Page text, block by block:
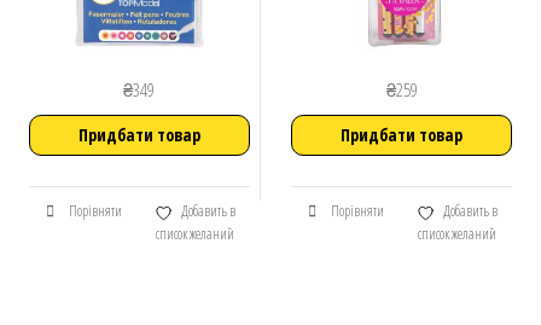
₴349
Придбати товар
Порівняти
Добавить в
список желаний
₴259
Придбати товар
Порівняти
Добавить в
список желаний